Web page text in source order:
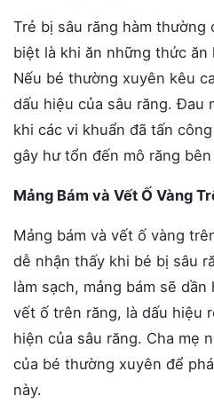
Trẻ bị sâu răng hàm thường
biệt là khi ăn những thức
Nếu bé thường xuyên kêu
dấu hiệu của sâu răng. Đau
khi các vi khuẩn đã tấn
gây hư tổn đến mô răng
Mảng Bám và Vết Ố Vàng
Mảng bám và vết ố vàng
dễ nhận thấy khi bé bị sâu
làm sạch, mảng bám sẽ
vết ố trên răng, là dấu hiệu
hiện của sâu răng. Cha mẹ
của bé thường xuyên để
này.